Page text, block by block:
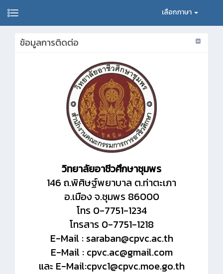
เลือกภาษา
ข้อมูลการติดต่อ
วิทยาลัยอาชีวศึกษาชุมพร
146 ถ.พิศิษฐ์พยาบาล ต.ท่าตะเภา
อ.เมือง จ.ชุมพร 86000
โทร 0-7751-1234
โทรสาร 0-7751-1218
E-Mail : saraban@cpvc.ac.th
E-Mail : cpvc.ac@gmail.com
และ E-Mail:cpvc1@cpvc.moe.go.th